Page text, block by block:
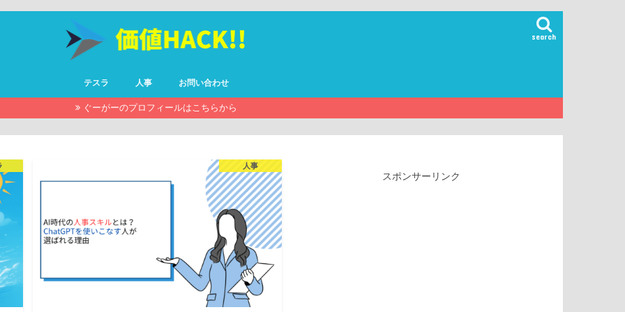
search
テスラ 人事 お問い合わせ
ぐーがーのプロフィールはこちらから
人事
スポンサーリンク